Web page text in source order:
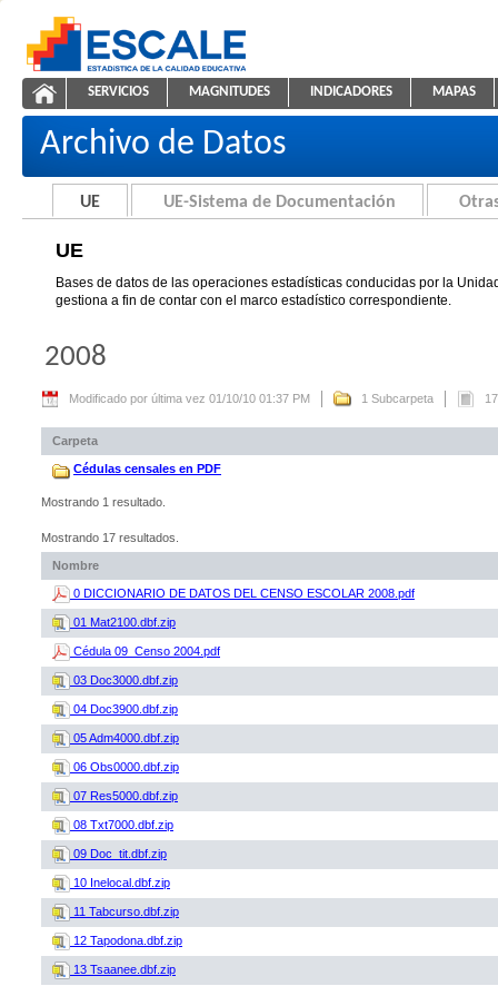
ESCALE - Unidad de Estadística Educativa
UE
NAVEGACIÓN
SERVICIOS MAGNITUDES INDICADORES MAPAS
Archivo de Datos
UE UE-Sistema de Documentación
UE
Bases de datos de las operaciones estadísticas conducidas por la
gestiona a fin de contar con el marco estadístico correspondiente.
2008
Modificado por última vez 01/10/10 01:37 PM 1 Subcarpeta
Carpeta
Cédulas censales en PDF
Mostrando 1 resultado.
Mostrando 17 resultados.
Nombre
0 DICCIONARIO DE DATOS DEL CENSO ESCOLAR 2008.pdf
01 Mat2100.dbf.zip
Cédula 09_Censo 2004.pdf
03 Doc3000.dbf.zip
04 Doc3900.dbf.zip
05 Adm4000.dbf.zip
06 Obs0000.dbf.zip
07 Res5000.dbf.zip
08 Txt7000.dbf.zip
09 Doc_tit.dbf.zip
10 Inelocal.dbf.zip
11 Tabcurso.dbf.zip
12 Tapodona.dbf.zip
13 Tsaanee.dbf.zip